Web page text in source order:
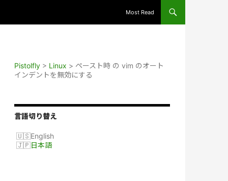
Most Read
Pistolfly > Linux > ペースト時 の vim のオート
インデントを無効にする
言語切り替え
English
日本語